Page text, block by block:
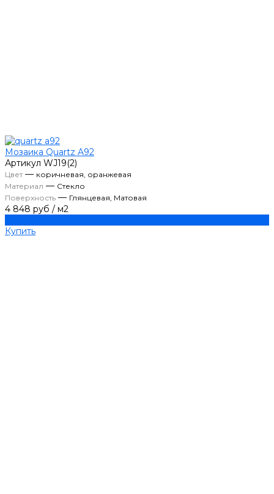
Мозаика Quartz A92
Артикул WJ19(2)
Цвет— коричневая, оранжевая
Материал — Стекло
Поверхность — Глянцевая, Матовая
4 848 руб / м2
Купить